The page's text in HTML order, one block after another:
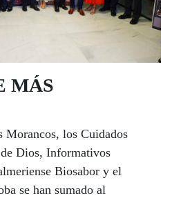
MÁS
los Cuidados
Dios, Informativos
Biosabor y el
se han sumado al